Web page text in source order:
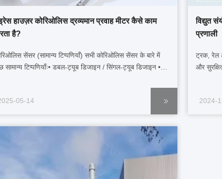
हाउज़र कोरिओलिस द्रव्यमान प्रवाह मीटर कैसे काम
है?
सेंसर (सामान्य टिप्पणियाँ) सभी कोरिओलिस सेंसर के बारे में
सामान्य टिप्पणियाँः• डबल-ट्यूब डिजाइन / सिंगल-ट्यूब डिजाइन •
एकल-ट्यूब उपकरणों के डिजाइन में अत...
05-14
विद्युत
प्रणाली
ट्रक, रेल
और
और
2024-